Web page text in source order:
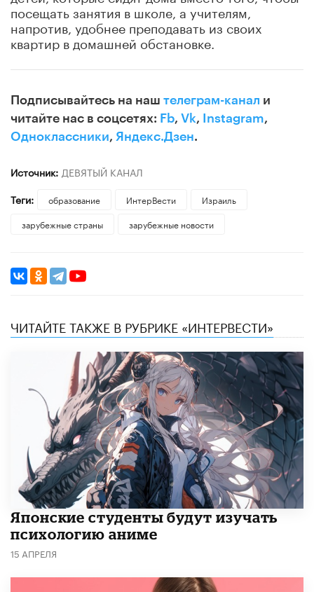
посещать занятия в школе, а учителям,
напротив, удобнее преподавать из своих
квартир в домашней обстановке.
Подписывайтесь на наш телеграм-канал и
читайте нас в соцсетях: Fb, Vk, Instagram,
Одноклассники, Яндекс.Дзен.
Источник: ДЕВЯТЫЙ КАНАЛ
Теги:
образование ИнтерВести
Израиль
зарубежные страны
зарубежные новости
ЧИТАЙТЕ ТАКЖЕ В РУБРИКЕ «ИНТЕРВЕСТИ»
Японские студенты будут изучать
психологию аниме
15 АПРЕЛЯ